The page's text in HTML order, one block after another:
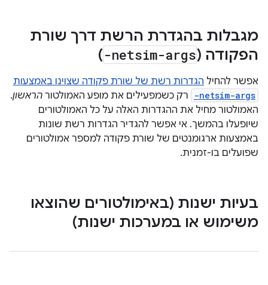
מגבלות בהגדרת הרשת דרך שורת
הפקודה (-netsim-args
)
אפשר להחיל הגדרות רשת של שורת פקודה שצוינו באמצעות
-netsim-args רק כשמפעילים את מופע האמולטור הראשון.
האמולטור מחיל את ההגדרות האלה על כל האמולטורים
שיופעלו בהמשך. אי אפשר להגדיר הגדרות רשת שונות
באמצעות ארגומנטים של שורת פקודה למספר אמולטורים
שפועלים בו-זמנית.
בעיות ישנות (באימולטורים שהוצאו
משימוש או במערכות ישנות)